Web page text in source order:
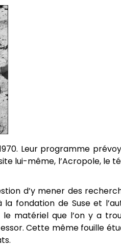
Leur programme
lui-même, l’Acropole, le
d’y mener des
fondation de Suse et
matériel que l’on y a
Cette même fouille